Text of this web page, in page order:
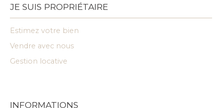
JE SUIS PROPRIÉTAIRE
Estimez votre bien
Vendre avec nous
Gestion locative
INFORMATIONS